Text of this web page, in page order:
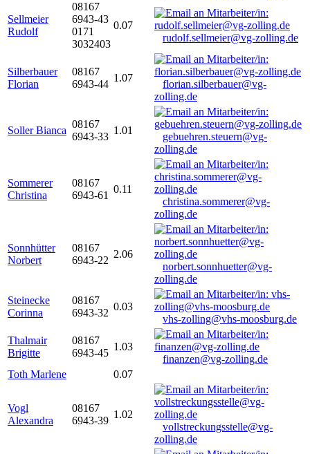
Sellmeier
Rudolf
08167
6943-43
0171
3032403
0.07
rudolf.sellmeier@vg-zolling.de
Silberbauer
Florian
08167
6943-44
1.07
florian.silberbauer@vg-
zolling.de
Soller Bianca
08167
6943-33
1.01
gebuehren.steuern@vg-
zolling.de
Sommerer
Christina
08167
6943-61
0.11
christina.sommerer@vg-
zolling.de
Sonnhütter
Norbert
08167
6943-22
2.06
norbert.sonnhuetter@vg-
zolling.de
Steinecke
Corinna
08167
6943-32
0.03
vhs-zolling@vhs-moosburg.de
Thalmair
Brigitte
08167
6943-45
1.03
finanzen@vg-zolling.de
Toth Marlene
0.07
Vogl
Alexandra
08167
6943-39
1.02
vollstreckungsstelle@vg-
zolling.de